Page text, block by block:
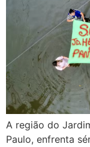
A região do
Paulo, enfrenta